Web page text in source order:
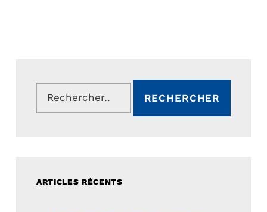
Rechercher :
ARTICLES RÉCENTS